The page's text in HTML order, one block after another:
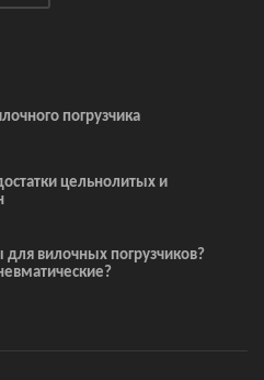
погрузчика
цельнолитых и
вилочных погрузчиков?